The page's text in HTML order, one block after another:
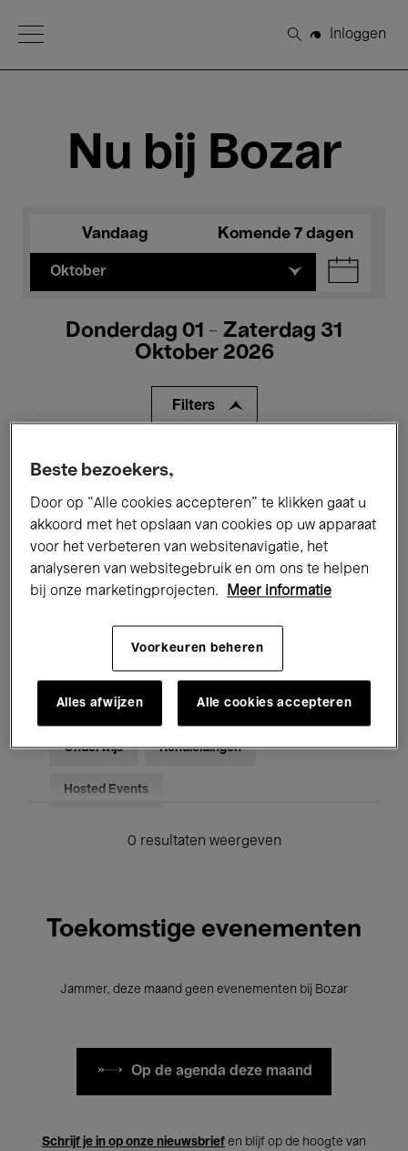
Open Menu
Zoeken
Inloggen
Nu bij Bozar
Vandaag Komende 7 dagen
Oktober
Donderdag 01 - Zaterdag 31
Oktober 2026
Filters
Alle evenementen
Tentoonstellingen Films
Performances Lezingen & Debatten
Jazz Klassieke Muziek Global Music
Voor iedereen Kids’ Palace
Onderwijs Rondleidingen
Hosted Events
0 resultaten weergeven
Toekomstige evenementen
Jammer, deze maand geen evenementen bij Bozar
Op de agenda deze maand
Schrijf je in op onze nieuwsbrief en blijf op de hoogte van
Beste bezoekers,
Door op “Alle cookies accepteren” te klikken gaat u
akkoord met het opslaan van cookies op uw apparaat
voor het verbeteren van websitenavigatie, het
analyseren van websitegebruik en om ons te helpen
bij onze marketingprojecten.
Meer informatie
Voorkeuren beheren
Alles afwijzen Alle cookies accepteren